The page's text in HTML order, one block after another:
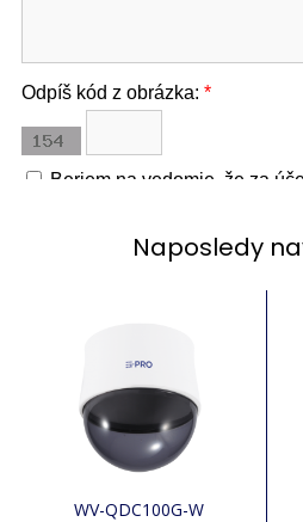
Naposledy
WV-QDC100G-W